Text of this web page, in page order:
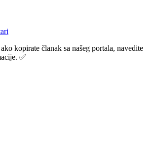
kopirate članak sa našeg portala, navedite
✅